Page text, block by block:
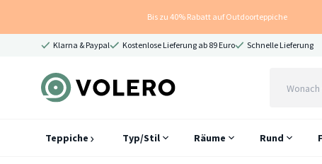
Bis zu 40% Rabatt auf Outdoorteppiche
Klarna & Paypal Kostenlose Lieferung ab 89 Euro Schnelle Lieferung
Teppiche Typ/Stil Räume Rund